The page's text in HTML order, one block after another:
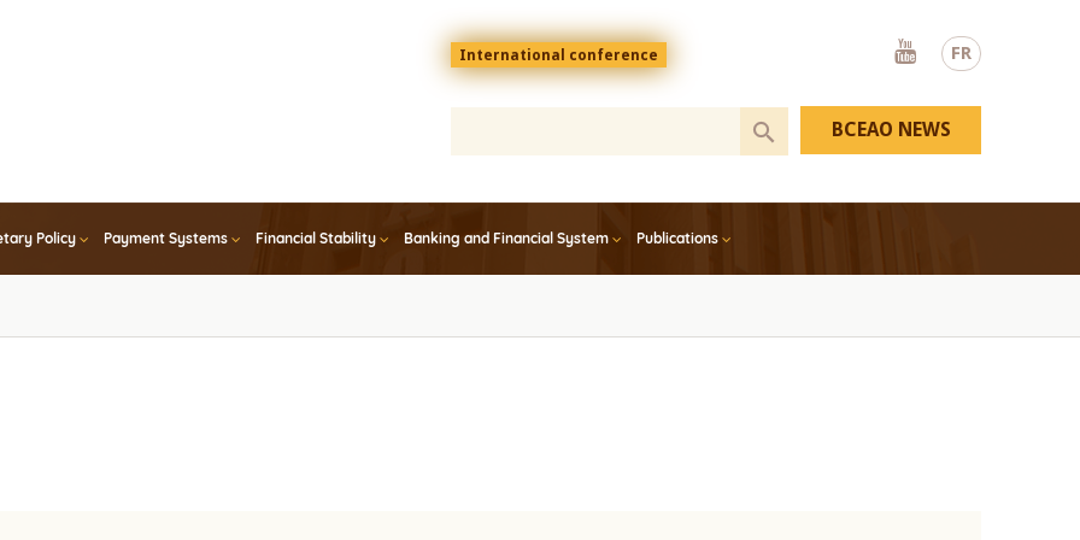
FR
Menu
top
En
International conference
Youtube
Policy Payment Systems Financial Stability Banking and Financial System Publications
BCEAO NEWS